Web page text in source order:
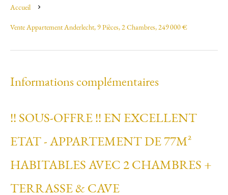
Accueil
Vente Appartement Anderlecht, 9 Pièces, 2 Chambres, 249 000 €
Informations complémentaires
!! SOUS-OFFRE !! EN EXCELLENT
ETAT - APPARTEMENT DE 77M²
HABITABLES AVEC 2 CHAMBRES +
TERRASSE & CAVE